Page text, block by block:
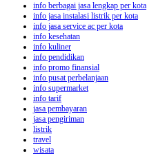
info berbagai jasa lengkap per kota
info jasa instalasi listrik per kota
info jasa service ac per kota
info kesehatan
info kuliner
info pendidikan
info promo finansial
info pusat perbelanjaan
info supermarket
info tarif
jasa pembayaran
jasa pengiriman
listrik
travel
wisata